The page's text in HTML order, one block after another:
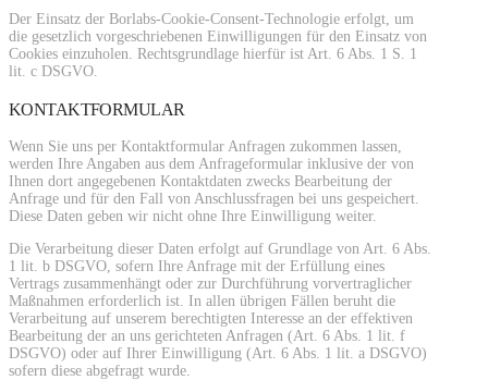
Der Einsatz der Borlabs-Cookie-Consent-Technologie erfolgt, um
die gesetzlich vorgeschriebenen Einwilligungen für den Einsatz von
Cookies einzuholen. Rechtsgrundlage hierfür ist Art. 6 Abs. 1 S. 1
lit. c DSGVO.
KONTAKTFORMULAR
Wenn Sie uns per Kontaktformular Anfragen zukommen lassen,
werden Ihre Angaben aus dem Anfrageformular inklusive der von
Ihnen dort angegebenen Kontaktdaten zwecks Bearbeitung der
Anfrage und für den Fall von Anschlussfragen bei uns gespeichert.
Diese Daten geben wir nicht ohne Ihre Einwilligung weiter.
Die Verarbeitung dieser Daten erfolgt auf Grundlage von Art. 6 Abs.
1 lit. b DSGVO, sofern Ihre Anfrage mit der Erfüllung eines
Vertrags zusammenhängt oder zur Durchführung vorvertraglicher
Maßnahmen erforderlich ist. In allen übrigen Fällen beruht die
Verarbeitung auf unserem berechtigten Interesse an der effektiven
Bearbeitung der an uns gerichteten Anfragen (Art. 6 Abs. 1 lit. f
DSGVO) oder auf Ihrer Einwilligung (Art. 6 Abs. 1 lit. a DSGVO)
sofern diese abgefragt wurde.